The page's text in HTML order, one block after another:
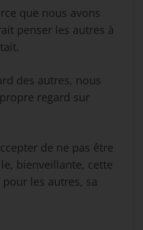
que nous avons
penser les autres à
des autres, nous
regard sur
de ne pas être
bienveillante, cette
les autres, sa